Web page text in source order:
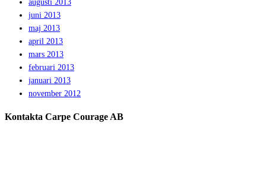
augusti 2013
juni 2013
maj 2013
april 2013
mars 2013
februari 2013
januari 2013
november 2012
Kontakta Carpe Courage AB